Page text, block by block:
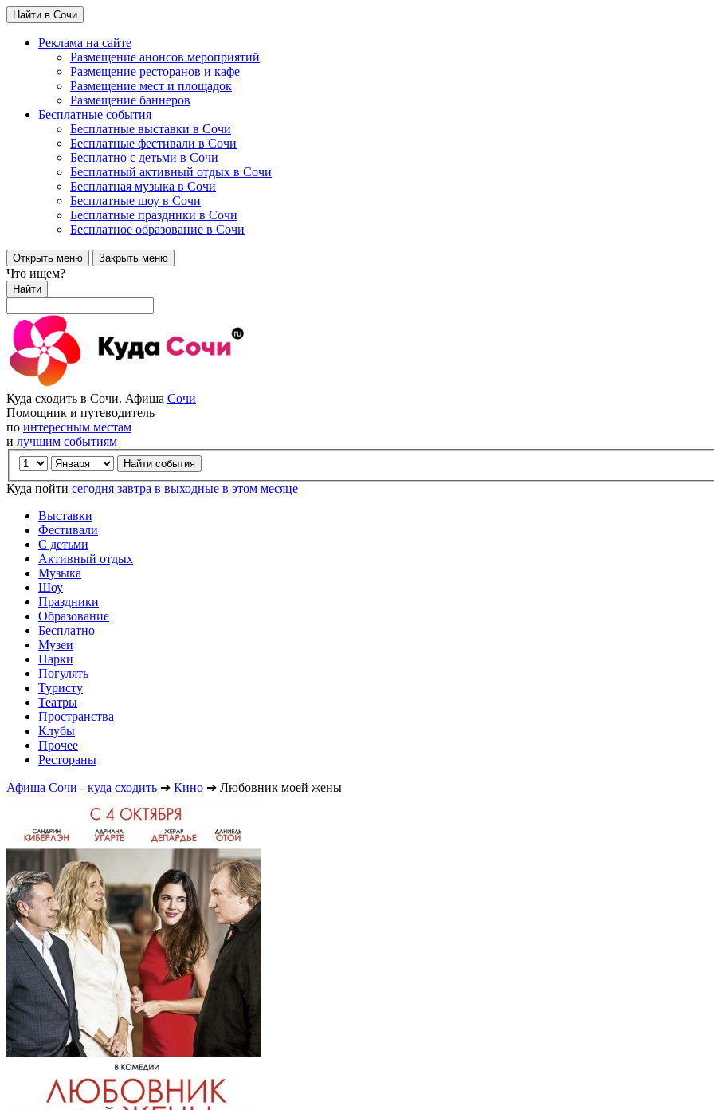
Найти в Сочи
Реклама на сайте
Размещение анонсов мероприятий
Размещение ресторанов и кафе
Размещение мест и площадок
Размещение баннеров
Бесплатные события
Бесплатные выставки в Сочи
Бесплатные фестивали в Сочи
Бесплатно с детьми в Сочи
Бесплатный активный отдых в Сочи
Бесплатная музыка в Сочи
Бесплатные шоу в Сочи
Бесплатные праздники в Сочи
Бесплатное образование в Сочи
Открыть меню Закрыть меню
Что ищем?
Найти
Куда сходить в Сочи. Афиша Сочи
Помощник и путеводитель
по интересным местам
и лучшим событиям
Куда пойти сегодня завтра в выходные в этом месяце
Выставки
Фестивали
С детьми
Активный отдых
Музыка
Шоу
Праздники
Образование
Бесплатно
Музеи
Парки
Погулять
Туристу
Театры
Пространства
Клубы
Прочее
Рестораны
Афиша Сочи - куда сходить ➔ Кино ➔ Любовник моей жены